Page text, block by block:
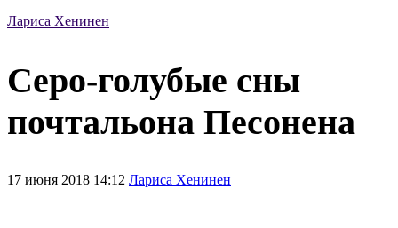
Лариса Хенинен
Серо-голубые сны
почтальона Песонена
17 июня 2018 14:12 Лариса Хенинен